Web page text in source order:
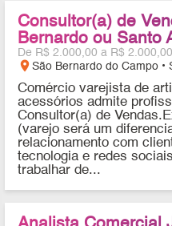
Consultor(a) de
Bernardo ou Santo
De R$ 2.000,00 a R$ 2.000,00
location_onSão Bernardo do Campo •
Comércio varejista de
acessórios admite
Consultor(a) de
(varejo será um
relacionamento com
tecnologia e redes
trabalhar de...